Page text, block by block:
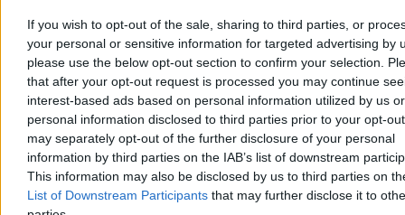
If you wish to opt-out of the sale, sharing to third parties, or
your personal or sensitive information for targeted advertising by
please use the below opt-out section to confirm your selection.
that after your opt-out request is processed you may continue
interest-based ads based on personal information utilized by us or
personal information disclosed to third parties prior to your opt-
may separately opt-out of the further disclosure of your personal
information by third parties on the IAB’s list of downstream
This information may also be disclosed by us to third parties on
List of Downstream Participants that may further disclose it to
Bo Polska to kraj 38 milionów selekcjonerów. Każdy zna się na
piłce lepiej niż facet w garniturze, który bierze za to pieniądze. Jeśli
wymaga tego chwila – szybko staje się ekspertem od Formuły 1,
tenisa albo himalaizmu.
23. Da się pokroić za to, że Chopin i Curie-Skłodowska to
Polacy.
Francuzi trochę też, ale Polacy bardziej. Dużo bardziej. Oburza się,
gdy nad Sekwaną mówią o nich jak o swoich.
24. Wierzy w legendę o złotym pociągu (albo inną).
Pancerny pociąg wypełniony złotem, kosztownościami i dziełami